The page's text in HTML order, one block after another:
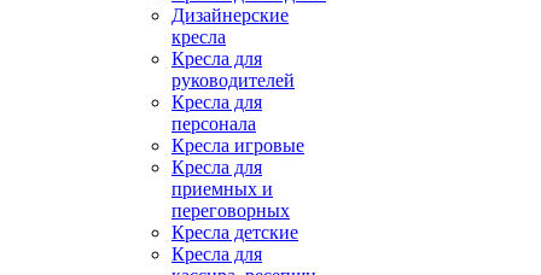
Дизайнерские
кресла
Кресла для
руководителей
Кресла для
персонала
Кресла игровые
Кресла для
приемных и
переговорных
Кресла детские
Кресла для